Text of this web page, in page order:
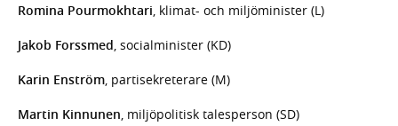
Romina Pourmokhtari, klimat- och miljöminister (L)
Jakob Forssmed, socialminister (KD)
Karin Enström, partisekreterare (M)
Martin Kinnunen, miljöpolitisk talesperson (SD)